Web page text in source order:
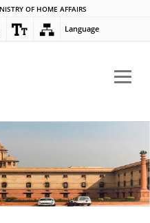
OF HOME AFFAIRS
Language